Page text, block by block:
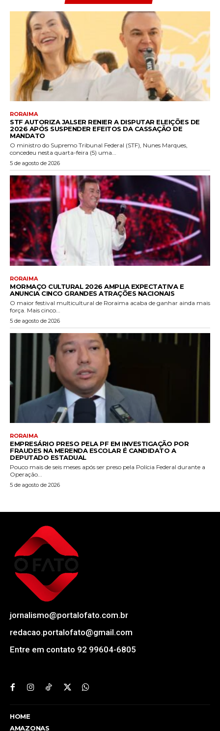
RORAIMA
STF AUTORIZA JALSER RENIER A DISPUTAR ELEIÇÕES DE
2026 APÓS SUSPENDER EFEITOS DA CASSAÇÃO DE
MANDATO
O ministro do Supremo Tribunal Federal (STF), Nunes Marques,
concedeu nesta quarta-feira (5) uma...
5 de agosto de 2026
RORAIMA
MORMAÇO CULTURAL 2026 AMPLIA EXPECTATIVA E
ANUNCIA CINCO GRANDES ATRAÇÕES NACIONAIS
O maior festival multicultural de Roraima acaba de ganhar ainda mais
força. Mais cinco...
5 de agosto de 2026
RORAIMA
EMPRESÁRIO PRESO PELA PF EM INVESTIGAÇÃO POR
FRAUDES NA MERENDA ESCOLAR É CANDIDATO A
DEPUTADO ESTADUAL
Pouco mais de seis meses após ser preso pela Polícia Federal durante a
Operação...
5 de agosto de 2026
jornalismo@portalofato.com.br
redacao.portalofato@gmail.com
Entre em contato 92 99604-6805
HOME
AMAZONAS